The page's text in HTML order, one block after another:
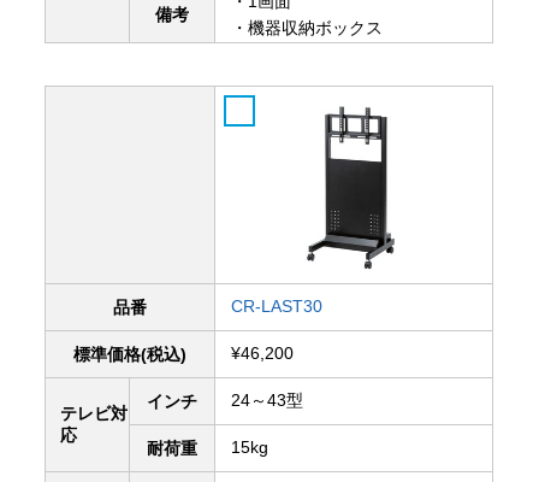
備考
・機器収納ボックス
品番 CR-LAST30
標準価格(税込) ¥46,200
テレビ対
応
インチ 24～43型
耐荷重 15kg